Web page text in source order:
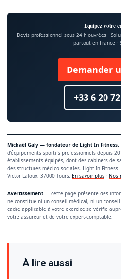
Équipez votre
Devis professionnel sous 24 h ouvrées ·
partout en France ·
Demander
+33 6 20
Michaël Galy — fondateur de Light In Fitness.
d’équipements sportifs professionnels depuis
établissements équipés, dont des cabinets de
des structures médico-sociales. Light In Fitness
Victor Laloux, 37000 Tours. En savoir plus · Nos
Avertissement — cette page présente des
ne constitue ni un conseil médical, ni un
cadre applicable à votre exercice se vérifie
votre assureur et de votre expert-comptable.
À lire aussi